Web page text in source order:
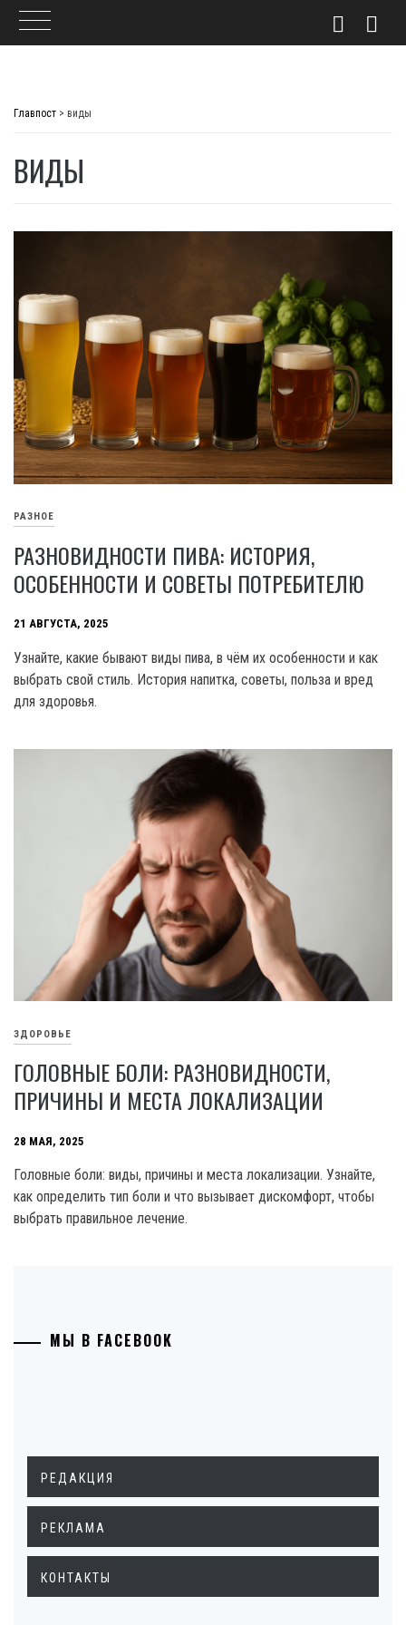
Главпост > виды
ВИДЫ
РАЗНОЕ
РАЗНОВИДНОСТИ ПИВА: ИСТОРИЯ,
ОСОБЕННОСТИ И СОВЕТЫ ПОТРЕБИТЕЛЮ
21 АВГУСТА, 2025
Узнайте, какие бывают виды пива, в чём их особенности и как
выбрать свой стиль. История напитка, советы, польза и вред
для здоровья.
ЗДОРОВЬЕ
ГОЛОВНЫЕ БОЛИ: РАЗНОВИДНОСТИ,
ПРИЧИНЫ И МЕСТА ЛОКАЛИЗАЦИИ
28 МАЯ, 2025
Головные боли: виды, причины и места локализации. Узнайте,
как определить тип боли и что вызывает дискомфорт, чтобы
выбрать правильное лечение.
МЫ В FACEBOOK
РЕДАКЦИЯ
РЕКЛАМА
КОНТАКТЫ